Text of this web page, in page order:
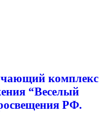
комплекс
“Веселый
РФ.